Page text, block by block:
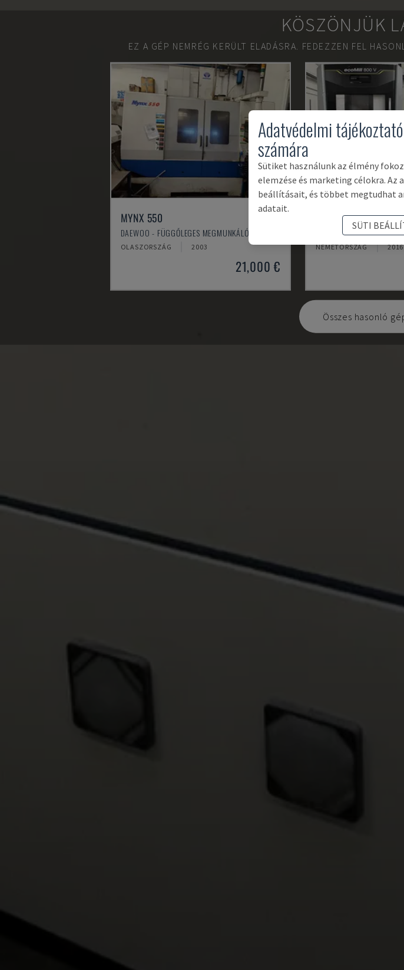
KÖSZÖNJÜK
EZ A GÉP NEMRÉG KERÜLT ELADÁSRA. FEDEZZEN FEL
MYNX 550
DAEWOO - FÜGGŐLEGES MEGMUNKÁLÓKÖZPONT
OLASZORSZÁG 2003
21,000 €
ECOMILL 800 V
DMG - FÜGGŐLEGES
NÉMETORSZÁG 2016
Összes hasonló
Adatvédelmi
számára
Sütiket használunk az élmény
elemzése és marketing célokra. Az
beállításait, és többet megtudhat
adatait.
SÜTI